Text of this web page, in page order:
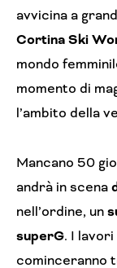
avvicina a
Cortina Ski
mondo
momento di
l’ambito della
Mancano 50
andrà in scena
nell’ordine, un
superG. I
cominceranno